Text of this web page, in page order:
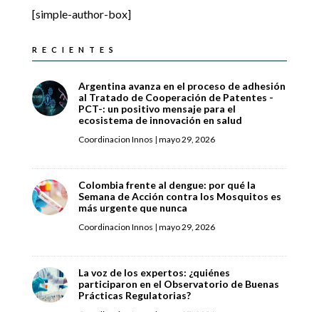
[simple-author-box]
RECIENTES
Argentina avanza en el proceso de adhesión
al Tratado de Cooperación de Patentes -
PCT-: un positivo mensaje para el
ecosistema de innovación en salud
Coordinacion Innos | mayo 29, 2026
Colombia frente al dengue: por qué la
Semana de Acción contra los Mosquitos es
más urgente que nunca
Coordinacion Innos | mayo 29, 2026
La voz de los expertos: ¿quiénes
participaron en el Observatorio de Buenas
Prácticas Regulatorias?